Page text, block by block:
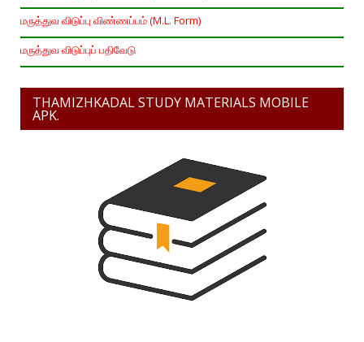
மருத்துவ விடுப்பு விண்ணப்பம் (M.L. Form)
மருத்துவ விடுப்புப் பதிவேடு
THAMIZHKADAL STUDY MATERIALS MOBILE
APK.